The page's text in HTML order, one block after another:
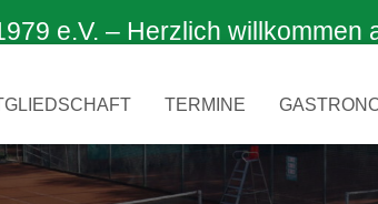
e.V. – Herzlich willkommen
TERMINE